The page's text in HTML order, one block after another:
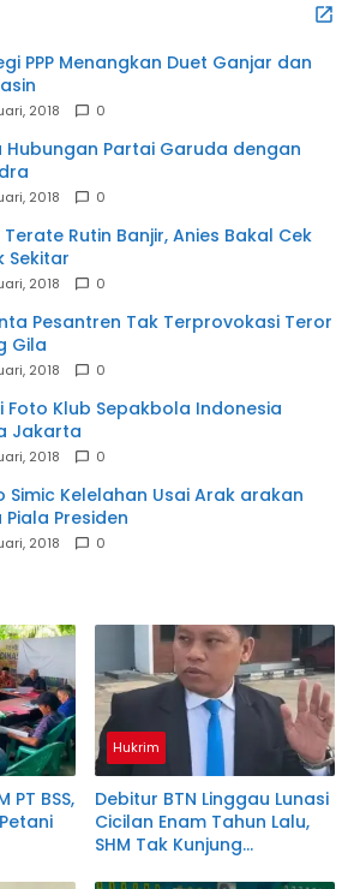
PPP Menangkan Duet Ganjar dan
2018 0
Hubungan Partai Garuda dengan
2018 0
Terate Rutin Banjir, Anies Bakal Cek
Sekitar
2018 0
Pesantren Tak Terprovokasi Teror
Gila
2018 0
Foto Klub Sepakbola Indonesia
Jakarta
2018 0
Simic Kelelahan Usai Arak arakan
Presiden
2018 0
PT BSS,
Hukrim
Debitur BTN Linggau Lunasi
Cicilan Enam Tahun Lalu,
SHM Tak Kunjung